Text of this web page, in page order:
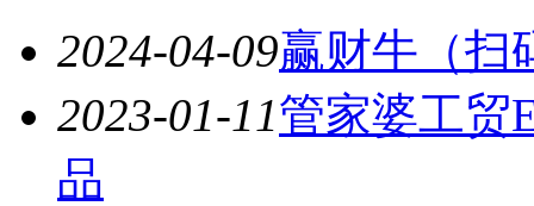
2024-04-09赢财牛（扫
2023-01-11管家婆工贸
品